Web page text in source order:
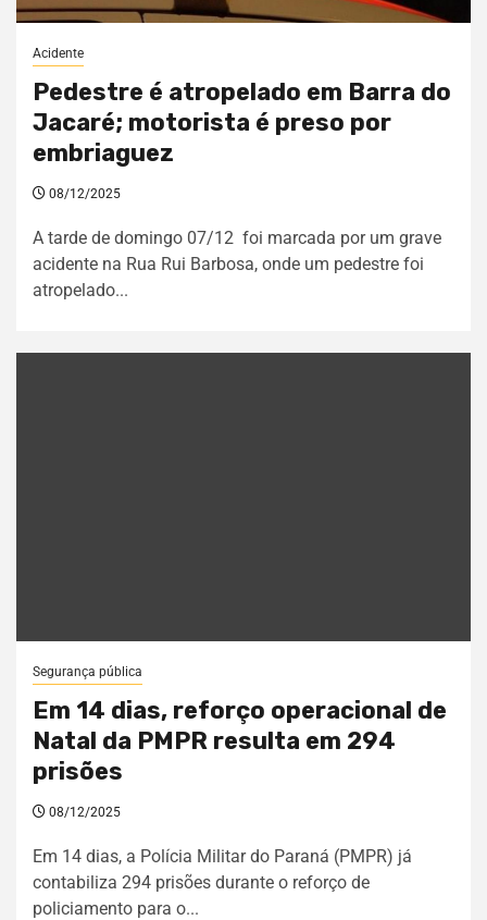
Acidente
Pedestre é atropelado em Barra do
Jacaré; motorista é preso por
embriaguez
08/12/2025
A tarde de domingo 07/12 foi marcada por um grave
acidente na Rua Rui Barbosa, onde um pedestre foi
atropelado...
Segurança pública
Em 14 dias, reforço operacional de
Natal da PMPR resulta em 294
prisões
08/12/2025
Em 14 dias, a Polícia Militar do Paraná (PMPR) já
contabiliza 294 prisões durante o reforço de
policiamento para o...